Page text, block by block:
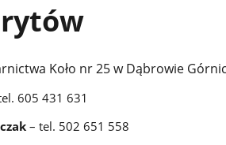
Koło nr 25 w Dąbrowie
605 431 631
– tel. 502 651 558